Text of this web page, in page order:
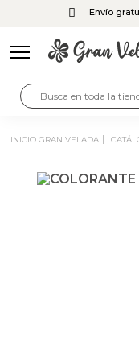
Envío
INICIO GRAN VELADA